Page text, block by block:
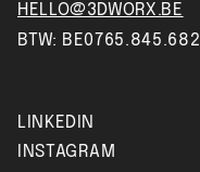
HELLO@3DWORX.BE
BTW: BE0765.845.682
LINKEDIN
INSTAGRAM